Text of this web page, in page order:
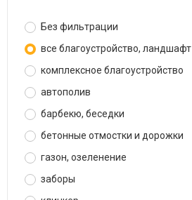
Без фильтрации
все благоустройство, ландшафт
комплексное благоустройство
автополив
барбекю, беседки
бетонные отмостки и дорожки
газон, озеленение
заборы